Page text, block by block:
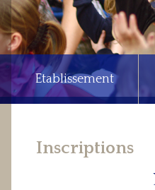
Etablissement
Inscriptions